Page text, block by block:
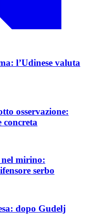
l’Udinese valuta
osservazione:
nel mirino:
serbo
dopo Gudelj